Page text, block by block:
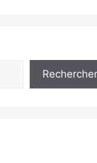
Rechercher